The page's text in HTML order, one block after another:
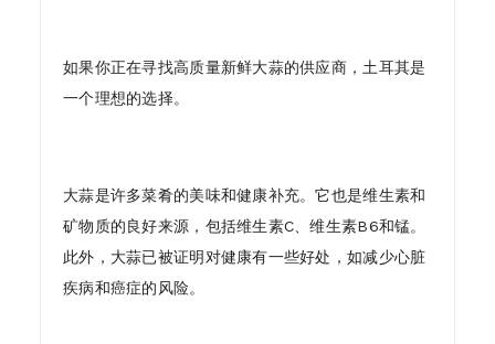
如果你正在寻找高质量新鲜大蒜的供应商，土耳其是
一个理想的选择。
大蒜是许多菜肴的美味和健康补充。它也是维生素和
矿物质的良好来源，包括维生素C、维生素B6和锰。
此外，大蒜已被证明对健康有一些好处，如减少心脏
疾病和癌症的风险。